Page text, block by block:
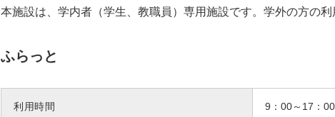
本施設は、学内者（学生、教職員）専用施設です。学外の方の利
ふらっと
利用時間 9：00～17：00